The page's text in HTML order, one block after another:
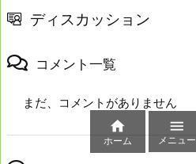
ディスカッション
コメント一覧
まだ、コメントがありません

ホーム

メニュー